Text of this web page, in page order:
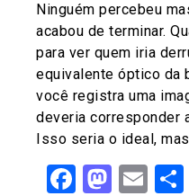
Ninguém percebeu
acabou de terminar.
para ver quem iria
equivalente óptico da
você registra uma
deveria corresponder
Isso seria o ideal,
Facebook